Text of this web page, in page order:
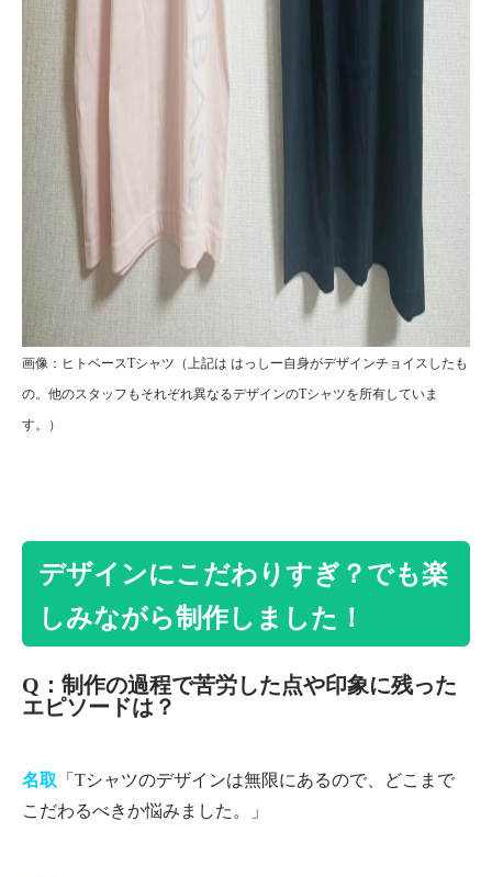
画像：ヒトベースTシャツ（上記は はっしー自身がデザインチョイスしたも
の。他のスタッフもそれぞれ異なるデザインのTシャツを所有していま
す。
）
デザインにこだわりすぎ？でも楽
しみながら制作しました！
Q：制作の過程で苦労した点や印象に残った
エピソードは？
名取 「Tシャツのデザインは無限にあるので、どこまで
こだわるべきか悩みました。」